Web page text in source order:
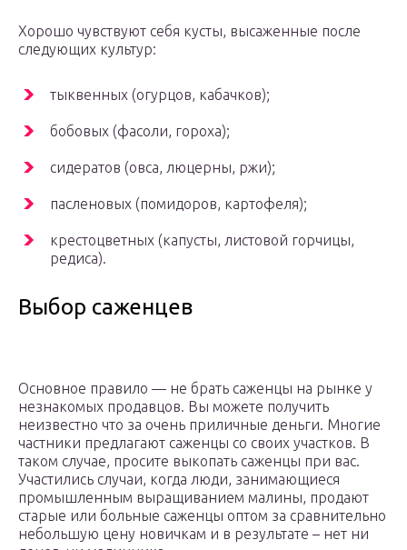
Хорошо чувствуют себя кусты, высаженные после
следующих культур:
тыквенных (огурцов, кабачков);
бобовых (фасоли, гороха);
сидератов (овса, люцерны, ржи);
пасленовых (помидоров, картофеля);
крестоцветных (капусты, листовой горчицы,
редиса).
Выбор саженцев
Основное правило — не брать саженцы на рынке у
незнакомых продавцов. Вы можете получить
неизвестно что за очень приличные деньги. Многие
частники предлагают саженцы со своих участков. В
таком случае, просите выкопать саженцы при вас.
Участились случаи, когда люди, занимающиеся
промышленным выращиванием малины, продают
старые или больные саженцы оптом за сравнительно
небольшую цену новичкам и в результате – нет ни